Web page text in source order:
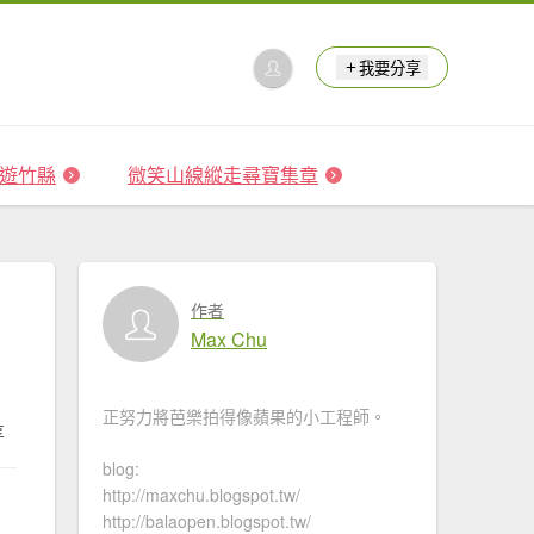
我要分享
竹縣 微笑山線縱走尋寶集章
作者
Max Chu
正努力將芭樂拍得像蘋果的小工程師。
blog:
http://maxchu.blogspot.tw/
http://balaopen.blogspot.tw/